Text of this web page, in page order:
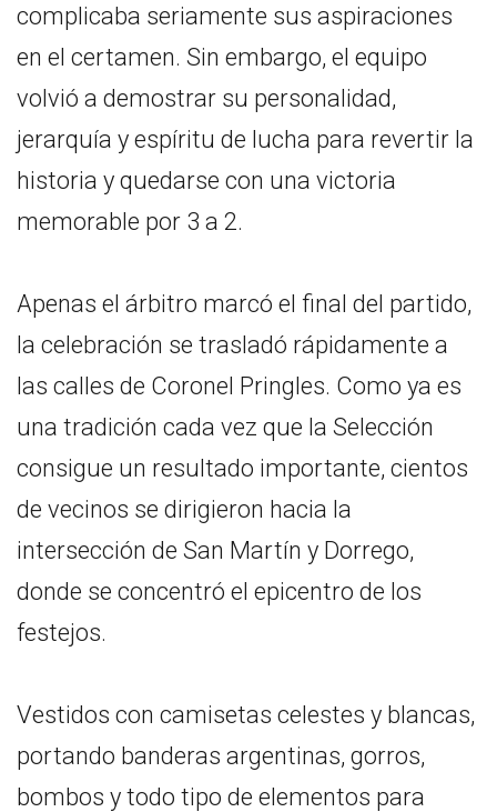
complicaba seriamente sus aspiraciones
en el certamen. Sin embargo, el equipo
volvió a demostrar su personalidad,
jerarquía y espíritu de lucha para revertir la
historia y quedarse con una victoria
memorable por 3 a 2.
Apenas el árbitro marcó el final del partido,
la celebración se trasladó rápidamente a
las calles de Coronel Pringles. Como ya es
una tradición cada vez que la Selección
consigue un resultado importante, cientos
de vecinos se dirigieron hacia la
intersección de San Martín y Dorrego,
donde se concentró el epicentro de los
festejos.
Vestidos con camisetas celestes y blancas,
portando banderas argentinas, gorros,
bombos y todo tipo de elementos para